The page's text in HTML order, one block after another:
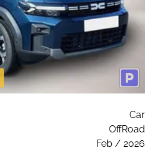
Car
OffRoad
Feb / 2026